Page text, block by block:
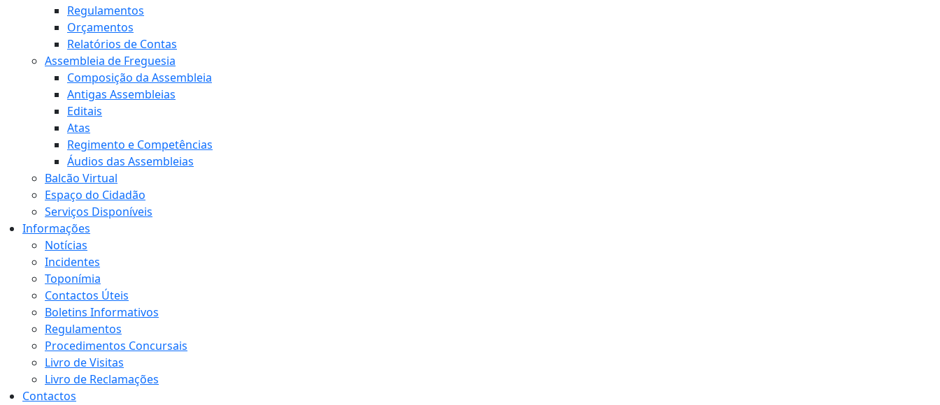
Regulamentos
Orçamentos
Relatórios de Contas
Assembleia de Freguesia
Composição da Assembleia
Antigas Assembleias
Editais
Atas
Regimento e Competências
Áudios das Assembleias
Balcão Virtual
Espaço do Cidadão
Serviços Disponíveis
Informações
Notícias
Incidentes
Toponímia
Contactos Úteis
Boletins Informativos
Regulamentos
Procedimentos Concursais
Livro de Visitas
Livro de Reclamações
Contactos